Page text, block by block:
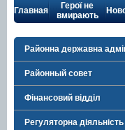
Главная
Герої не
вмирають
Районна державна
Районный совет
Фінансовий відділ
Регуляторна діяльність